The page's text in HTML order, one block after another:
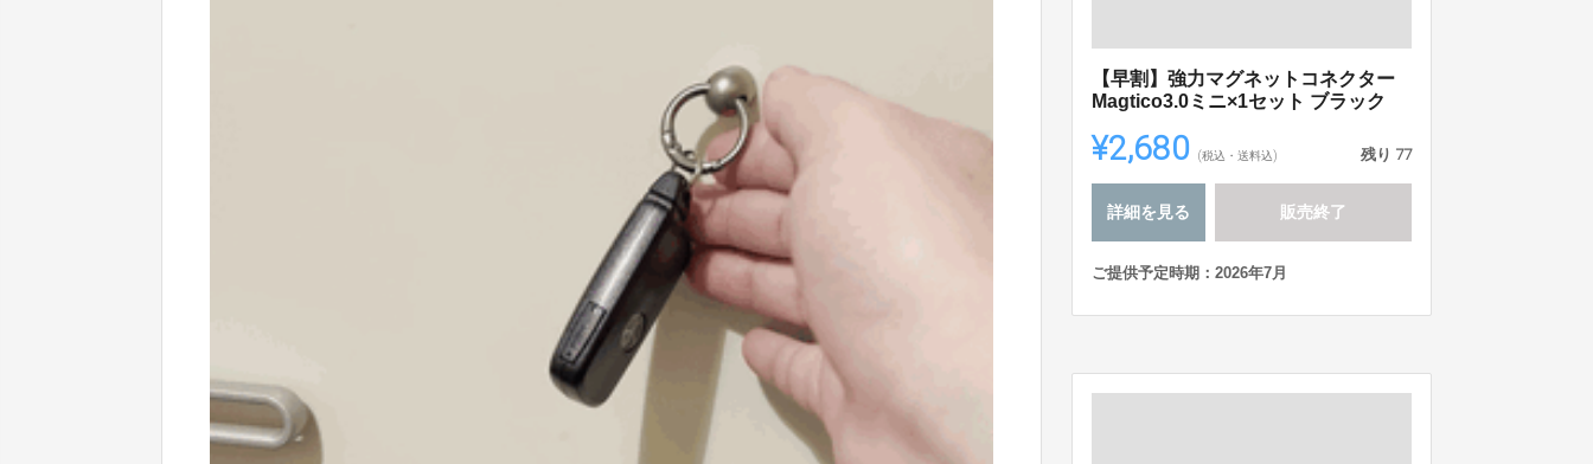
【早割】強力マグネットコネクター
Magtico3.0ミニ×1セット ブラック
¥2,680 (税込・送料込) 残り 77
詳細を見る 販売終了
ご提供予定時期：2026年7月